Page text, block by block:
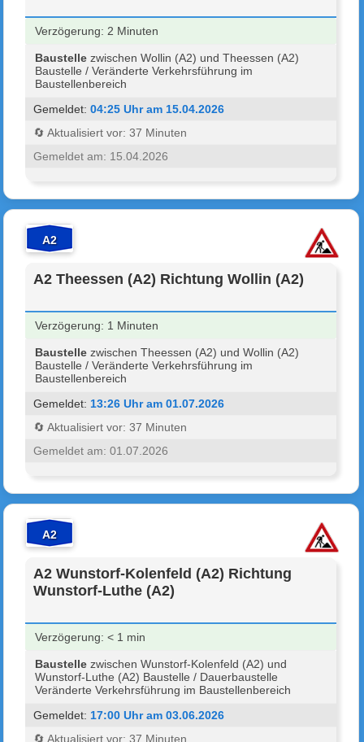
Verzögerung: 2 Minuten
Baustelle zwischen Wollin (A2) und Theessen (A2)
Baustelle / Veränderte Verkehrsführung im
Baustellenbereich
Gemeldet:04:25 Uhr am 15.04.2026
🔄 Aktualisiert vor: 37 Minuten
Gemeldet am: 15.04.2026
A2
A2 Theessen (A2) Richtung Wollin (A2)
Verzögerung: 1 Minuten
Baustelle zwischen Theessen (A2) und Wollin (A2)
Baustelle / Veränderte Verkehrsführung im
Baustellenbereich
Gemeldet: 13:26 Uhr am 01.07.2026
🔄 Aktualisiert vor: 37 Minuten
Gemeldet am: 01.07.2026
A2
A2 Wunstorf-Kolenfeld (A2) Richtung
Wunstorf-Luthe (A2)
Verzögerung: < 1 min
Baustelle zwischen Wunstorf-Kolenfeld (A2) und
Wunstorf-Luthe (A2) Baustelle / Dauerbaustelle
Veränderte Verkehrsführung im Baustellenbereich
Gemeldet: 17:00 Uhr am 03.06.2026
🔄 Aktualisiert vor: 37 Minuten